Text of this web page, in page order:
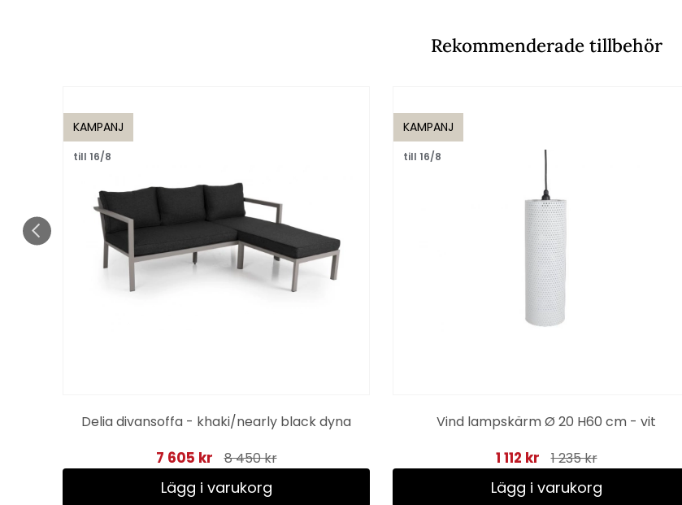
Rekommenderade tillbehör
KAMPANJ
till 16/8
Delia divansoffa - khaki/nearly black dyna
7 605 kr 8 450 kr
Lägg i varukorg
KAMPANJ
till 16/8
Vind lampskärm Ø 20 H60 cm - vit
1 112 kr 1 235 kr
Lägg i varukorg